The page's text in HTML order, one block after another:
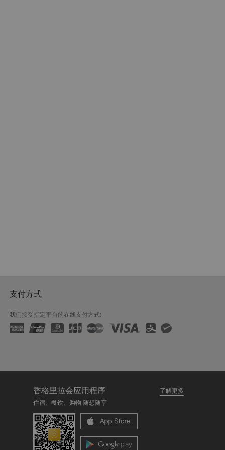
支付方式
我们接受指定平台的在线支付方式:
香格里拉会应用程序
了解更多
住宿、餐饮、购物 随想随享